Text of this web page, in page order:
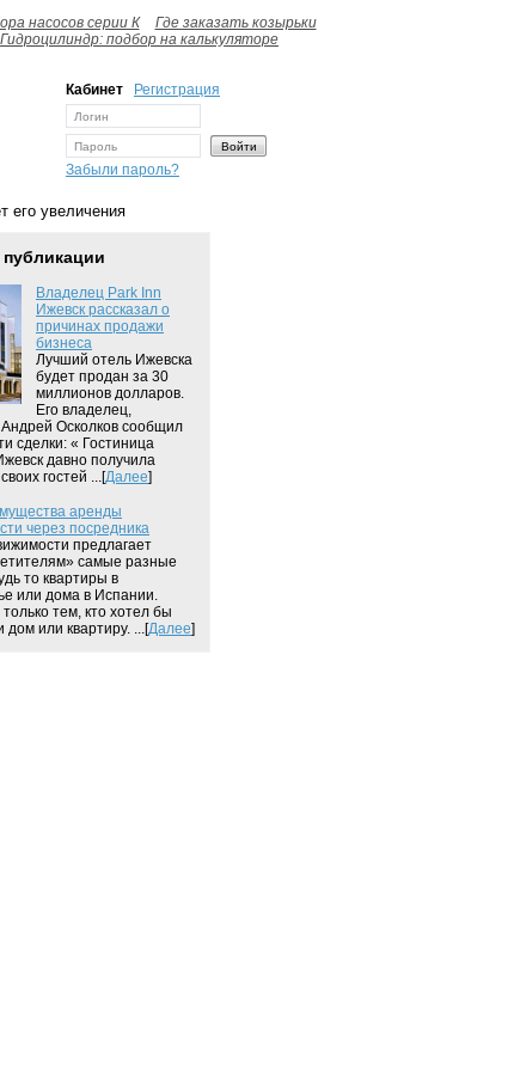
насосов серии К
Где заказать козырьки
Гидроцилиндр: подбор на калькуляторе
Кабинет Регистрация
Забыли пароль?
его увеличения
Владелец Park Inn
Ижевск рассказал о
причинах продажи
бизнеса
Лучший отель Ижевска
будет продан за 30
миллионов долларов.
Его владелец,
Осколков сообщил
сделки: « Гостиница
давно получила
гостей ...[Далее]
аренды
через посредника
предлагает
самые разные
то квартиры в
или дома в Испании.
тем, кто хотел бы
дом или квартиру. ...[Далее]